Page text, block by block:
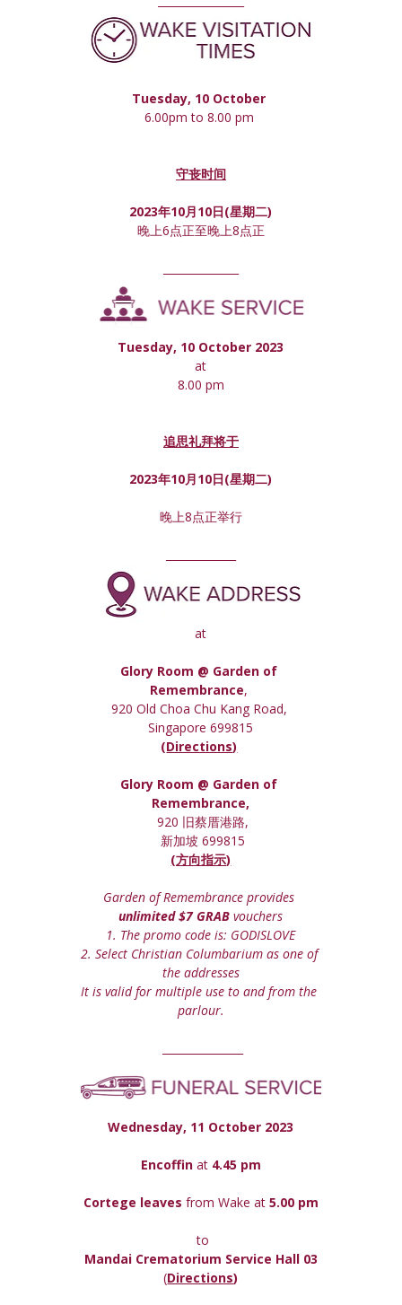
Tuesday, 10 October
6.00pm to 8.00 pm
守丧时间
2023年10月10日(星期二)
晚上6点正至晚上8点正
Tuesday, 10 October 2023
at
8.00 pm
追思礼拜将于
2023年10月10日(星期二)
晚上8点正举行
at
Glory Room @ Garden of
Remembrance,
920 Old Choa Chu Kang Road,
Singapore 699815
(Directions)
Glory Room @ Garden of
Remembrance,
920 旧蔡厝港路,
新加坡 699815
(方向指示)
Garden of Remembrance provides
unlimited $7 GRAB vouchers
1. The promo code is: GODISLOVE
2. Select Christian Columbarium as one of
the addresses
It is valid for multiple use to and from the
parlour.
Wednesday, 11 October 2023
Encoffin at 4.45 pm
Cortege leaves from Wake at 5.00 pm
to
Mandai Crematorium Service Hall 03
(Directions)